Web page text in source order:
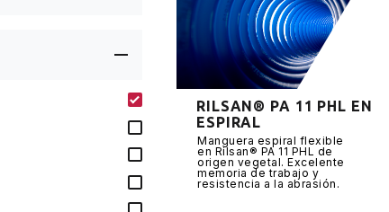
RILSAN® PA 11 PHL EN
ESPIRAL
Manguera espiral flexible
en Rilsan® PA 11 PHL de
origen vegetal. Excelente
memoria de trabajo y
resistencia a la abrasión.